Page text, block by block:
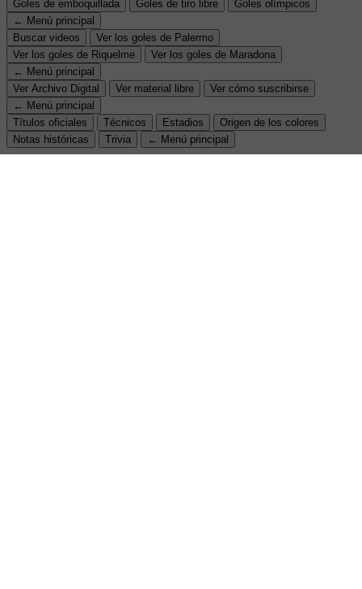
Goles de emboquillada Goles de tiro libre
Goles olímpicos
← Menú principal
Buscar videos
Ver los goles de Palermo
Ver los goles de Riquelme
Ver los goles de Maradona
← Menú principal
Ver Archivo Digital
Ver material libre
Ver cómo suscribirse
← Menú principal
Títulos oficiales
Técnicos Estadios
Origen de los colores
Notas históricas
Trivia ← Menú principal